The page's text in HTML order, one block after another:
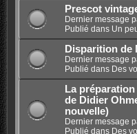
Prescot
Dernier message
Publié dans Un
Disparition de
Dernier message
Publié dans Des
La
de Didier
nouvelle)
Dernier message
Publié dans Des